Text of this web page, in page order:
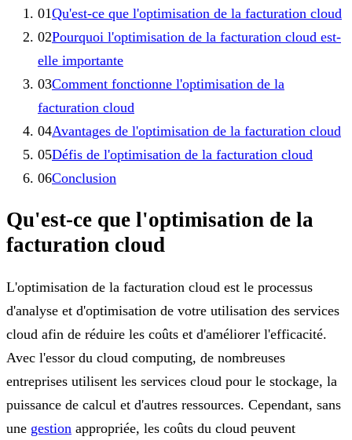
01Qu'est-ce que l'optimisation de la facturation cloud
02Pourquoi l'optimisation de la facturation cloud est-
elle importante
03Comment fonctionne l'optimisation de la
facturation cloud
04Avantages de l'optimisation de la facturation cloud
05Défis de l'optimisation de la facturation cloud
06Conclusion
Qu'est-ce que l'optimisation de la
facturation cloud
L'optimisation de la facturation cloud est le processus
d'analyse et d'optimisation de votre utilisation des services
cloud afin de réduire les coûts et d'améliorer l'efficacité.
Avec l'essor du cloud computing, de nombreuses
entreprises utilisent les services cloud pour le stockage, la
puissance de calcul et d'autres ressources. Cependant, sans
une gestion appropriée, les coûts du cloud peuvent